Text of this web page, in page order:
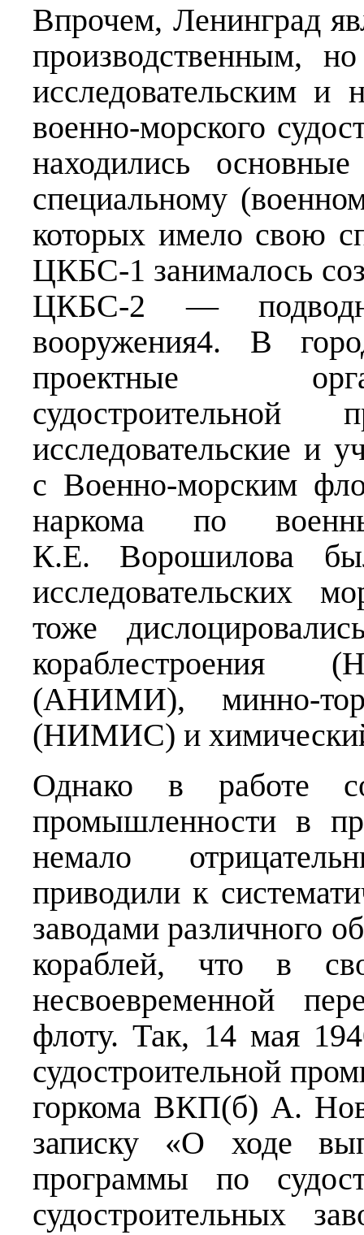
Впрочем, Ленинград
производственным,
исследовательским и
военно-морского
находились
специальному
которых имело свою
ЦКБС-1 занималось
ЦКБС-2 —
вооружения4. В
проектные
судостроительной
исследовательские и
с Военно-морским
наркома по
К.Е. Ворошилова
исследовательских
тоже
кораблестроения
(АНИМИ), минно-
(НИМИС) и
Однако в работе
промышленности в
немало
приводили к
заводами различного
кораблей, что в
несвоевременной
флоту. Так, 14 мая
судостроительной
горкома ВКП(б) А.
записку «О ходе
программы по
судостроительных